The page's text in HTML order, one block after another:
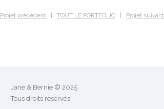
Projet précédent | TOUT LE PORTFOLIO | Projet suivant
Jane & Bernie © 2025.
Tous droits réservés